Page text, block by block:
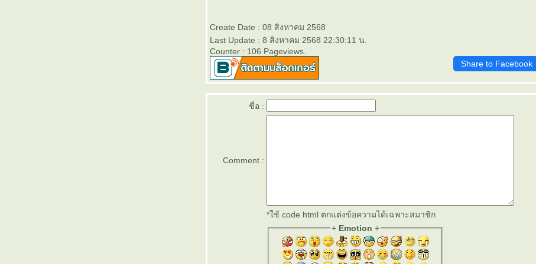
Create Date : 08 สิงหาคม 2568
Last Update : 8 สิงหาคม 2568 22:30:11 น.
Counter : 106 Pageviews.
Share to Facebook
ชื่อ :
Comment :
*ใช้ code html ตกแต่งข้อความได้เฉพาะสมาชิก
+ Emotion +